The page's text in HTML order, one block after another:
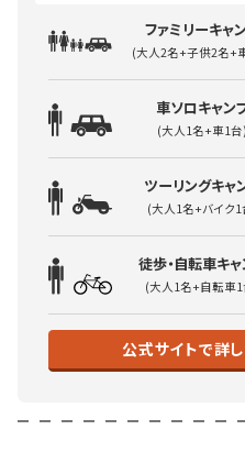
ファミリーキャ
(大人2名+子供2名+
車ソロキャン
(大人1名+車1台)
ツーリングキャ
(大人1名+バイク1
徒歩・自転車キャ
(大人1名+自転車1
公式サイトで詳